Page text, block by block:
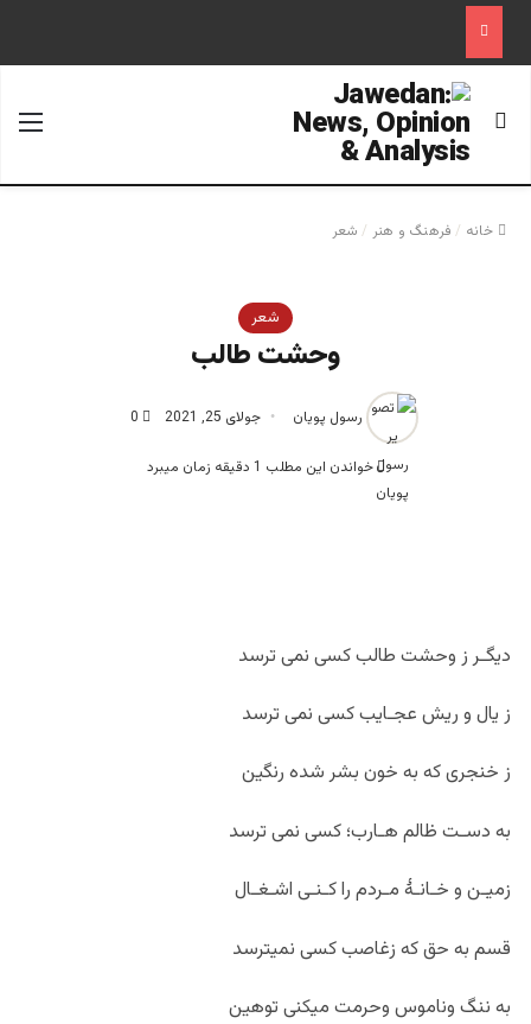
جستجو برای
خانه / فرهنگ و هنر / شعر
شعر
وحشت طالب
رسول پویان جولای 25, 2021 0
خواندن این مطلب 1 دقیقه زمان میبرد
دیگـر ز وحشت طالب کسی نمی ترسد
ز یال و ریش عجـایب کسی نمی ترسد
ز خنجری که به خون بشر شده رنگین
به دسـت ظالم هـارب؛ کسی نمی ترسد
زمیـن و خـانـۀ مـردم را کـنـی اشـغـال
قسم به حق که زغاصب کسی نمیترسد
به ننگ وناموس وحرمت میکنی توهین